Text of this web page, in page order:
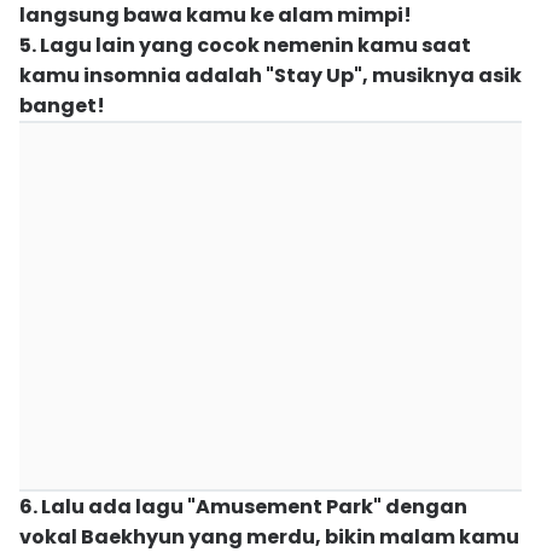
langsung bawa kamu ke alam mimpi!
5. Lagu lain yang cocok nemenin kamu saat
kamu insomnia adalah "Stay Up", musiknya asik
banget!
6. Lalu ada lagu "Amusement Park" dengan
vokal Baekhyun yang merdu, bikin malam kamu